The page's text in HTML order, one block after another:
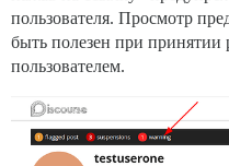
пользователя. Просмотр
быть полезен при принятии
пользователем.